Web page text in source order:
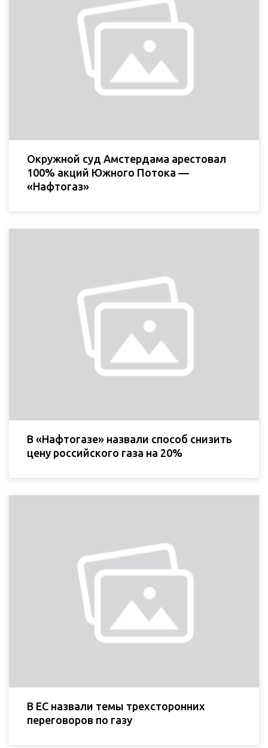
Окружной суд Амстердама арестовал
100% акций Южного Потока —
«Нафтогаз»
В «Нафтогазе» назвали способ снизить
цену российского газа на 20%
В ЕС назвали темы трехсторонних
переговоров по газу